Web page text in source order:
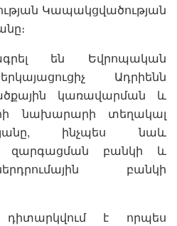
Կապակցվածության
են Եվրոպական
Ադրիենն
կառավարման և
նախարարի տեղակալ
ինչպես նաև
զարգացման բանկի և
բանկի
դիտարկվում է որպես